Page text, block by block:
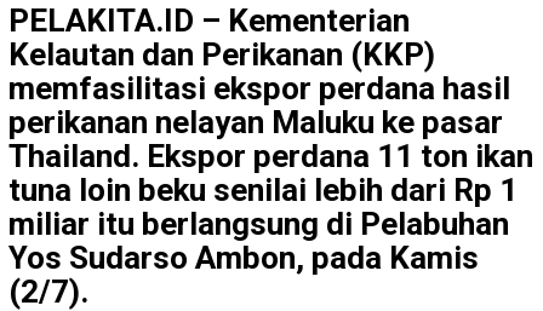
PELAKITA.ID – Kementerian
Kelautan dan Perikanan (KKP)
memfasilitasi ekspor perdana hasil
perikanan nelayan Maluku ke pasar
Thailand. Ekspor perdana 11 ton ikan
tuna loin beku senilai lebih dari Rp 1
miliar itu berlangsung di Pelabuhan
Yos Sudarso Ambon, pada Kamis
(2/7).